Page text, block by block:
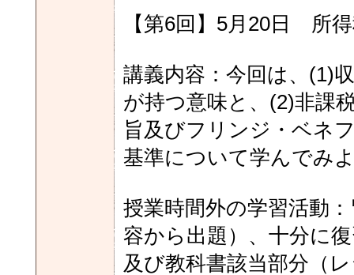
【第6回】5月20日 所
講義内容：今回は、(1)
が持つ意味と、(2)非課
旨及びフリンジ・ベネ
基準について学んでみ
授業時間外の学習活動
容から出題）、十分に
及び教科書該当部分（